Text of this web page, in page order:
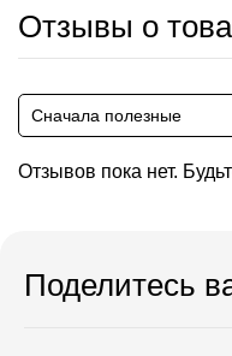
Отзывы о
Сначала полезные
Отзывов пока нет.
Поделитесь